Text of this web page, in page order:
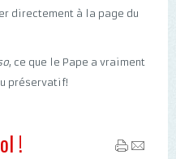
directement à la page du
, ce que le Pape a vraiment
préservatif!
!